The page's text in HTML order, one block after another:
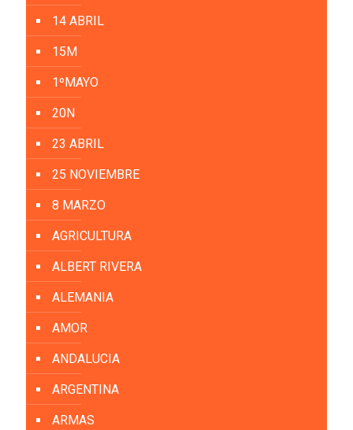
14 ABRIL
15M
1ºMAYO
20N
23 ABRIL
25 NOVIEMBRE
8 MARZO
AGRICULTURA
ALBERT RIVERA
ALEMANIA
AMOR
ANDALUCIA
ARGENTINA
ARMAS